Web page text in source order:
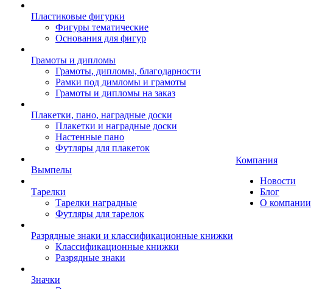
Пластиковые фигурки
Фигуры тематические
Основания для фигур
Грамоты и дипломы
Грамоты, дипломы, благодарности
Рамки под димломы и грамоты
Грамоты и дипломы на заказ
Плакетки, пано, наградные доски
Плакетки и наградные доски
Настенные пано
Футляры для плакеток
Вымпелы
Тарелки
Тарелки наградные
Футляры для тарелок
Разрядные знаки и классификационные книжки
Классификационные книжки
Разрядные знаки
Значки
Компания
Новости
Блог
О компании